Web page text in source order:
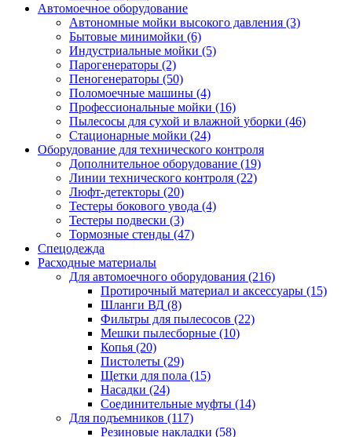
Автомоечное оборудование
Автономные мойки высокого давления (3)
Бытовые минимойки (6)
Индустриальные мойки (5)
Парогенераторы (2)
Пеногенераторы (50)
Поломоечные машины (4)
Профессиональные мойки (16)
Пылесосы для сухой и влажной уборки (46)
Стационарные мойки (24)
Оборудование для технического контроля
Дополнительное оборудование (19)
Линии технического контроля (22)
Люфт-детекторы (20)
Тестеры бокового увода (4)
Тестеры подвески (3)
Тормозные стенды (47)
Спецодежда
Расходные материалы
Для автомоечного оборудования (216)
Протирочный материал и аксессуары (15)
Шланги ВД (8)
Фильтры для пылесосов (22)
Мешки пылесборные (10)
Копья (20)
Пистолеты (29)
Щетки для пола (15)
Насадки (24)
Соединительные муфты (14)
Для подъемников (117)
Резиновые накладки (58)